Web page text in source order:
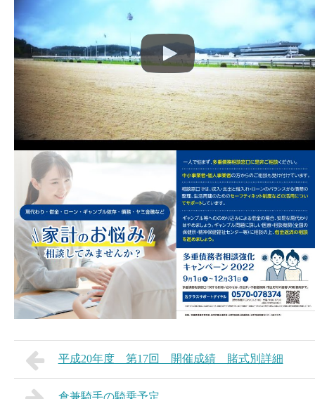
平成20年度 第17回 開催成績 賭式別詳細